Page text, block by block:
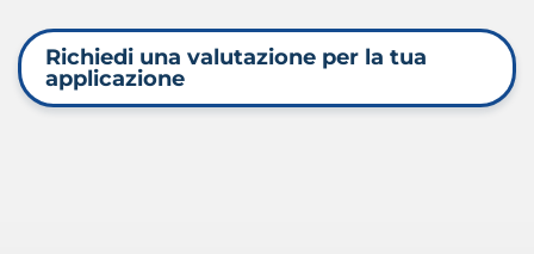
Richiedi una valutazione per la tua
applicazione